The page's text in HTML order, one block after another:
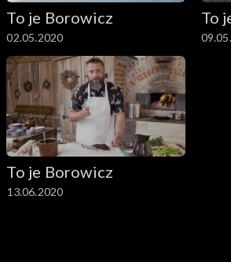
To je Borowicz
02.05.2020
To
To je Borowicz
13.06.2020